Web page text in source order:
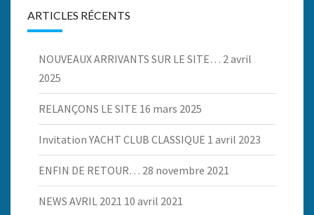
ARTICLES RÉCENTS
NOUVEAUX ARRIVANTS SUR LE SITE… 2 avril
2025
RELANÇONS LE SITE 16 mars 2025
Invitation YACHT CLUB CLASSIQUE 1 avril 2023
ENFIN DE RETOUR… 28 novembre 2021
NEWS AVRIL 2021 10 avril 2021